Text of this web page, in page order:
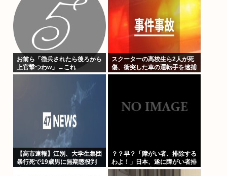
お前ら「徴兵されたら後ろから
上官撃つわw」←これ
スクーターの高校生ら2人が死
傷、衝突した車の運転手を逮捕
【高市速報】江別、大学生集団
暴行死で19歳男に無期懲役判
？？早？「障がい者、排除する
わよ！」日本、遂に障がい者排
除の為に動き出す。